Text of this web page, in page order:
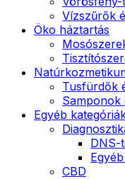
Vízszűrők
Öko háztartás
Tusfürdők
Samponok
Egyéb
DNS-
CBD